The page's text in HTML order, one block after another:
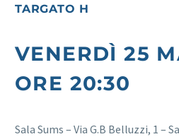
TARGATO H
VENERDÌ 25
ORE 20:30
Sala Sums – Via G.B Belluzzi, 1 –